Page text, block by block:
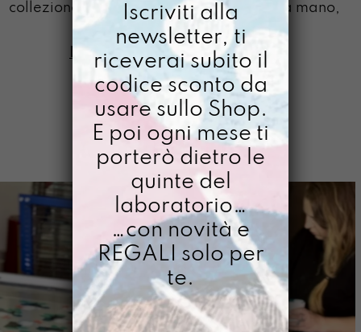
collezione di borse interamente dipinte a mano,
un pezzo unico: come te.
DAMMI TUTTI I DETTAGLI
Iscriviti alla
newsletter, ti
riceverai subito il
codice sconto da
usare sullo Shop.
E poi ogni mese ti
porterò dietro le
quinte del
laboratorio…
…con novità e
REGALI solo per
te.